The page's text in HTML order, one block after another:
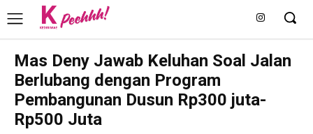
Mas Deny Jawab Keluhan Soal Jalan
Berlubang dengan Program
Pembangunan Dusun Rp300 juta-
Rp500 Juta